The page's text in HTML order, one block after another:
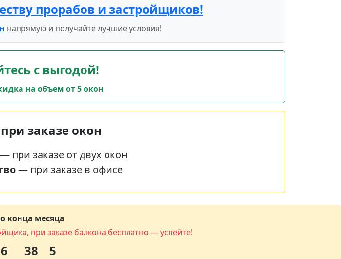
прорабов и застройщиков!
напрямую и получайте лучшие условия!
с выгодой!
на объем от 5 окон
заказе окон
при заказе от двух окон
— при заказе в офисе
конца месяца
при заказе балкона бесплатно — успейте!
6 38 4